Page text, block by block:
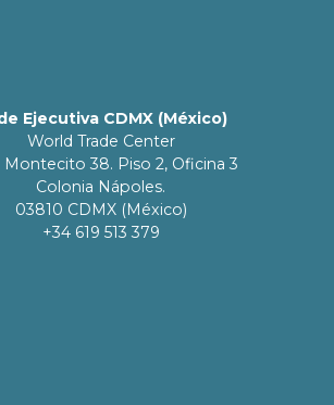
Ejecutiva CDMX (México)
World Trade Center
Montecito 38. Piso 2, Oficina 3
Colonia Nápoles.
03810 CDMX (México)
+34 619 513 379